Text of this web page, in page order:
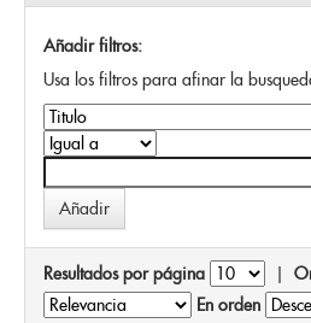
Añadir filtros:
Usa los filtros para afinar la
Resultados por página |
En orden